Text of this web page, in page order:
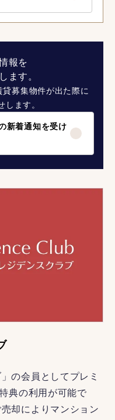
報を
ます。
募集物件が出た際に
ます。
新着通知を受け
の会員としてプレミ
典の利用が可能で
却によりマンション